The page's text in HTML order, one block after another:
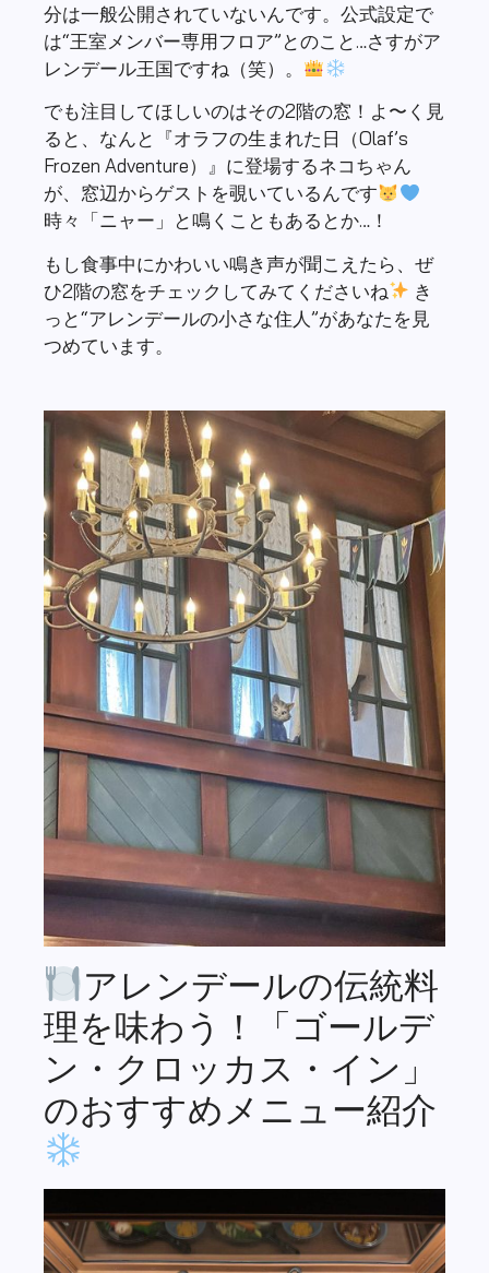
分は一般公開されていないんです。公式設定で
は“王室メンバー専用フロア”とのこと…さすがア
レンデール王国ですね（笑）。
でも注目してほしいのはその2階の窓！よ〜く見
ると、なんと『オラフの生まれた日（Olaf’s
Frozen Adventure）』に登場するネコちゃん
が、窓辺からゲストを覗いているんです
時々「ニャー」と鳴くこともあるとか…！
もし食事中にかわいい鳴き声が聞こえたら、ぜ
ひ2階の窓をチェックしてみてくださいね
き
っと“アレンデールの小さな住人”があなたを見
つめています。
アレンデールの伝統料
理を味わう！「ゴールデ
ン・クロッカス・イン」
のおすすめメニュー紹介